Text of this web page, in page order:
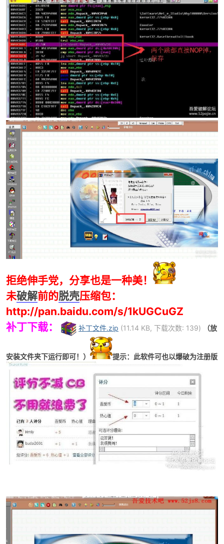
jie.
cn
拒绝伸手党，分享也是一种美！
未破解前的脱壳压缩包：
http://pan.baidu.com/s/1kUGCuGZ
补丁下载：
补丁文件.zip (11.14 KB, 下载次数: 139) （放
安装文件夹下运行即可！） 提示：此软件可也以爆破为注册版